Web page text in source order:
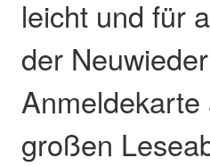
leicht und für
der
großen